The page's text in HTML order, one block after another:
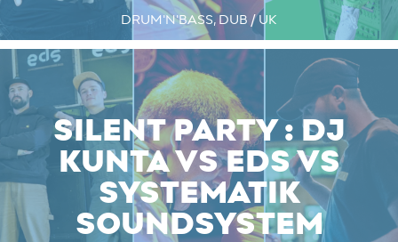
DRUM'N'BASS, DUB / UK
SILENT PARTY : DJ
KUNTA VS EDS VS
SYSTEMATIK
SOUNDSYSTEM